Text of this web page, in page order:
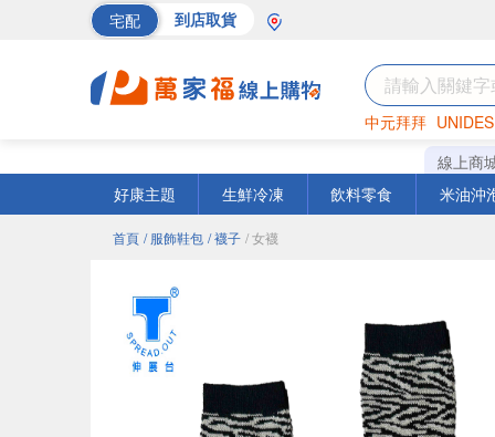
宅配 到店取貨
中元拜拜
巧克力 罐頭
線上商
好康主題
生鮮冷凍 飲料零食 米油沖
首頁 / 服飾鞋包 / 襪子 / 女襪